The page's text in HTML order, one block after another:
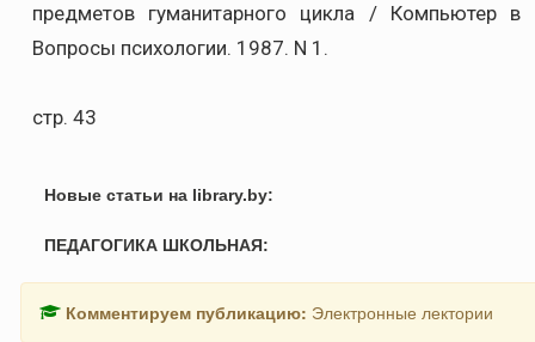
предметов гуманитарного цикла / Компьютер в
Вопросы психологии. 1987. N 1.
стр. 43
Новые статьи на library.by:
ПЕДАГОГИКА ШКОЛЬНАЯ:
Комментируем публикацию: Электронные лектории